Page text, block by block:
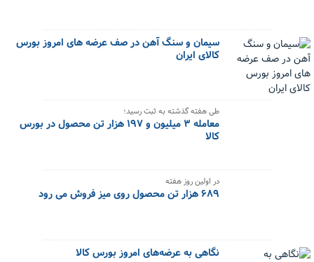
سیمان و سنگ آهن در صف عرضه های امروز بورس
کالای ایران
طی هفته گذشته به ثبت رسید؛
معامله ۳ میلیون و ۱۹۷ هزار تن محصول در بورس
کالا
در اولین روز هفته
۶۸۹ هزار تن محصول روی میز فروش می رود
نگاهی به عرضه‌های امروز بورس کالا